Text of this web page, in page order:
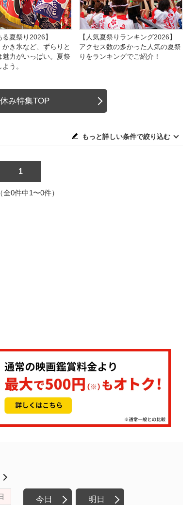
夏祭り2026】
かき氷など、ずらりと
魅力がいっぱい。夏祭
う。
【人気夏祭りランキング2026】
アクセス数の多かった人気の夏祭
りをランキングでご紹介！
み特集TOP
もっと詳しい条件で絞り込む
1
全0件中1〜0件）
今日 明日